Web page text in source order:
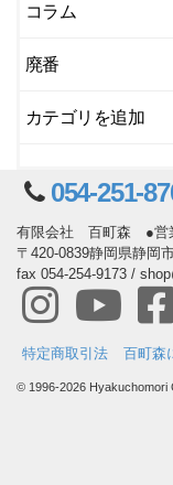
コラム
廃番
カテゴリを追加
054-251-
有限会社 百町森 ●営
〒420-0839静岡県静岡
fax 054-254-9173 /
特定商取引法 百町森
© 1996-2026 Hyakuchomori